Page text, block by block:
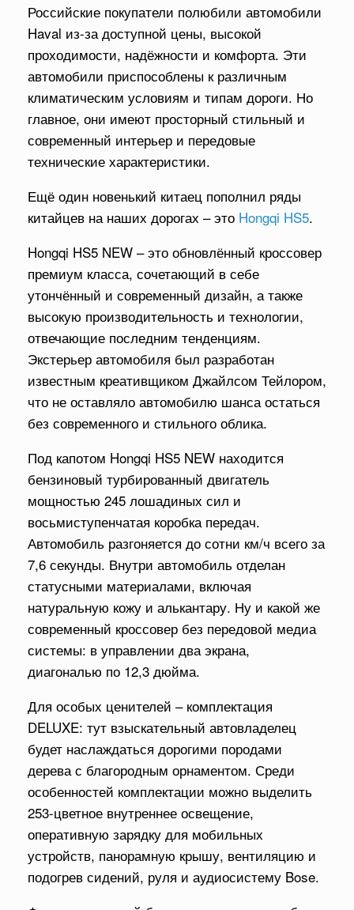
Российские покупатели полюбили автомобили
Haval из-за доступной цены, высокой
проходимости, надёжности и комфорта. Эти
автомобили приспособлены к различным
климатическим условиям и типам дороги. Но
главное, они имеют просторный стильный и
современный интерьер и передовые
технические характеристики.
Ещё один новенький китаец пополнил ряды
китайцев на наших дорогах – это Hongqi HS5.
Hongqi HS5 NEW – это обновлённый кроссовер
премиум класса, сочетающий в себе
утончённый и современный дизайн, а также
высокую производительность и технологии,
отвечающие последним тенденциям.
Экстерьер автомобиля был разработан
известным креативщиком Джайлсом Тейлором,
что не оставляло автомобилю шанса остаться
без современного и стильного облика.
Под капотом Hongqi HS5 NEW находится
бензиновый турбированный двигатель
мощностью 245 лошадиных сил и
восьмиступенчатая коробка передач.
Автомобиль разгоняется до сотни км/ч всего за
7,6 секунды. Внутри автомобиль отделан
статусными материалами, включая
натуральную кожу и алькантару. Ну и какой же
современный кроссовер без передовой медиа
системы: в управлении два экрана,
диагональю по 12,3 дюйма.
Для особых ценителей – комплектация
DELUXE: тут взыскательный автовладелец
будет наслаждаться дорогими породами
дерева с благородным орнаментом. Среди
особенностей комплектации можно выделить
253-цветное внутреннее освещение,
оперативную зарядку для мобильных
устройств, панорамную крышу, вентиляцию и
подогрев сидений, руля и аудиосистему Bose.